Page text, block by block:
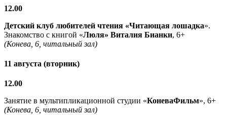
12.00
Детский клуб любителей чтения «Читающая лошадка».
Знакомство с книгой «Люля» Виталия Бианки, 6+
(Конева, 6, читальный зал)
11 августа (вторник)
12.00
Занятие в мультипликационной студии «КоневаФильм», 6+
(Конева, 6, читальный зал)